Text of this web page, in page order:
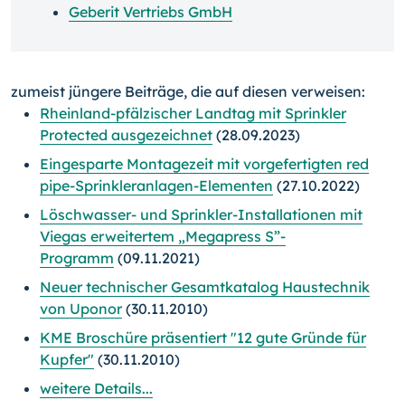
Geberit Vertriebs GmbH
zumeist jüngere Beiträge, die auf diesen verweisen:
Rheinland-pfälzischer Landtag mit Sprinkler
Protected ausgezeichnet (28.09.2023)
Eingesparte Montagezeit mit vorgefertigten red
pipe-Sprinkleranlagen-Elementen (27.10.2022)
Löschwasser- und Sprinkler-Installationen mit
Viegas erweitertem „Megapress S”-
Programm (09.11.2021)
Neuer technischer Gesamtkatalog Haustechnik
von Uponor(30.11.2010)
KME Broschüre präsentiert "12 gute Gründe für
Kupfer" (30.11.2010)
weitere Details...